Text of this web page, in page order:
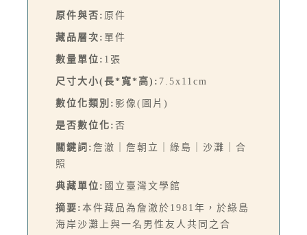
原件與否: 原件
藏品層次: 單件
數量單位: 1張
尺寸大小(長*寬*高): 7.5x11cm
數位化類別: 影像(圖片)
是否數位化: 否
關鍵詞: 詹澈｜詹朝立｜綠島｜沙灘｜合
照
典藏單位: 國立臺灣文學館
摘要: 本件藏品為詹澈於1981年，於綠島
海岸沙灘上與一名男性友人共同之合